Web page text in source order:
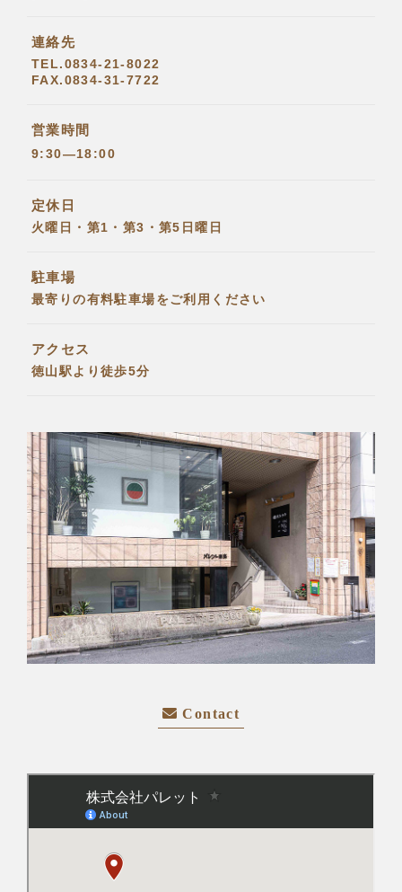
連絡先
TEL.0834-21-8022
FAX.0834-31-7722
営業時間
9:30―18:00
定休日
火曜日・第1・第3・第5日曜日
駐車場
最寄りの有料駐車場をご利用ください
アクセス
徳山駅より徒歩5分
Contact